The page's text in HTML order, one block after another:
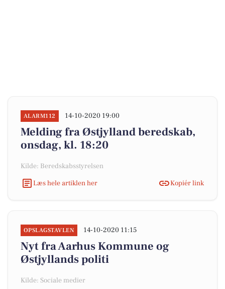
ALARM112 14-10-2020 19:00
Melding fra Østjylland beredskab,
onsdag, kl. 18:20
Kilde: Beredskabsstyrelsen
Læs hele artiklen her
Kopiér link
OPSLAGSTAVLEN 14-10-2020 11:15
Nyt fra Aarhus Kommune og
Østjyllands politi
Kilde: Sociale medier